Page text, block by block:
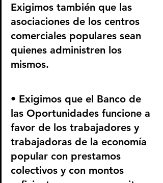
Exigimos también que las
asociaciones de los centros
comerciales populares sean
quienes administren los
mismos.
• Exigimos que el Banco de
las Oportunidades funcione a
favor de los trabajadores y
trabajadoras de la economía
popular con prestamos
colectivos y con montos